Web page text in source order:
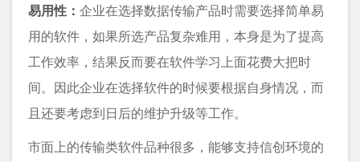
易用性： 企业在选择数据传输产品时需要选择简单易
用的软件，如果所选产品复杂难用，本身是为了提高
工作效率，结果反而要在软件学习上面花费大把时
间。因此企业在选择软件的时候要根据自身情况，而
且还要考虑到日后的维护升级等工作。
市面上的传输类软件品种很多，能够支持信创环境的